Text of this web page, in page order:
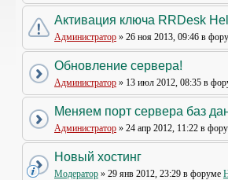
Активация ключа RRDesk
Администратор » 26 ноя 2013, 09:46 в
Обновление сервера!
Администратор » 13 июл 2012, 08:35 в
Меняем порт сервера баз
Администратор » 24 апр 2012, 11:22 в
Новый хостинг
Модератор » 29 янв 2012, 23:29 в форуме